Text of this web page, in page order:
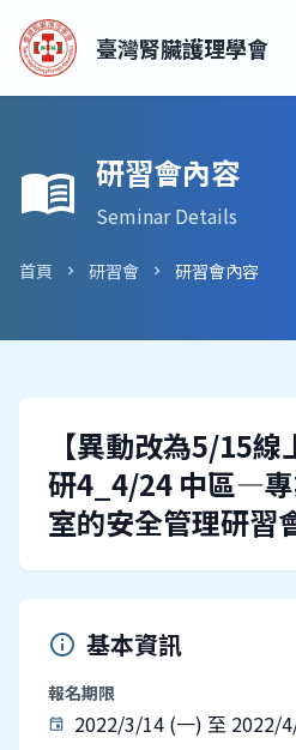
臺灣腎臟護理學會
menu_book 研習會內容
Seminar Details
首頁 chevron_right 研習會 chevron_right 研習會內容
【異動改為5/15
研4_4/24 中區—
室的安全管理研習
info 基本資訊
報名期限
event 2022/3/14 (一) 至 2022/